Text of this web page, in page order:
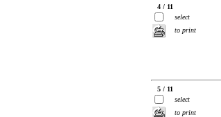
4 / 11
select
to print
5 / 11
select
to print